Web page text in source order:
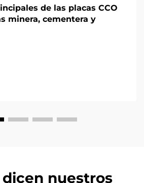
de las placas CCO
minera, cementera y
dicen nuestros